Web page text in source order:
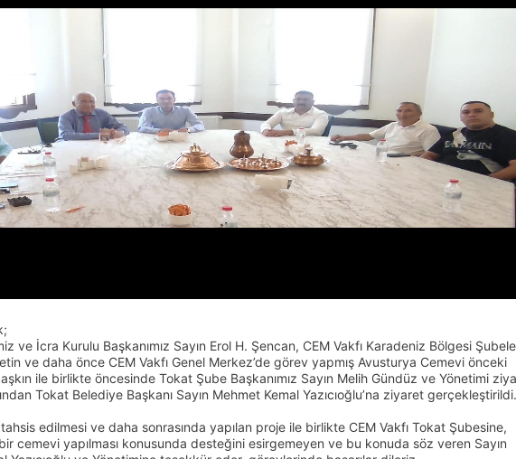
ve İcra Kurulu Başkanımız Sayın Erol H. Şencan, CEM Vakfı Karadeniz Bölgesi
ve daha önce CEM Vakfı Genel Merkez’de görev yapmış Avusturya Cemevi önceki
ile birlikte öncesinde Tokat Şube Başkanımız Sayın Melih Gündüz ve Yönetimi
Tokat Belediye Başkanı Sayın Mehmet Kemal Yazıcıoğlu’na ziyaret gerçekleştirildi.
edilmesi ve daha sonrasında yapılan proje ile birlikte CEM Vakfı Tokat Şubesine,
cemevi yapılması konusunda desteğini esirgemeyen ve bu konuda söz veren Sayın